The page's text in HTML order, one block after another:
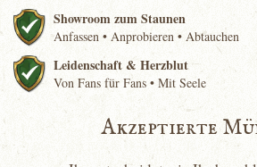
Showroom zum Staunen
Anfassen • Anprobieren • Abtauchen
Leidenschaft & Herzblut
Von Fans für Fans • Mit Seele
Akzeptierte